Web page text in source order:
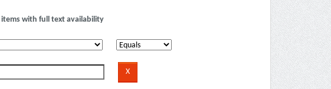
items with full text availability